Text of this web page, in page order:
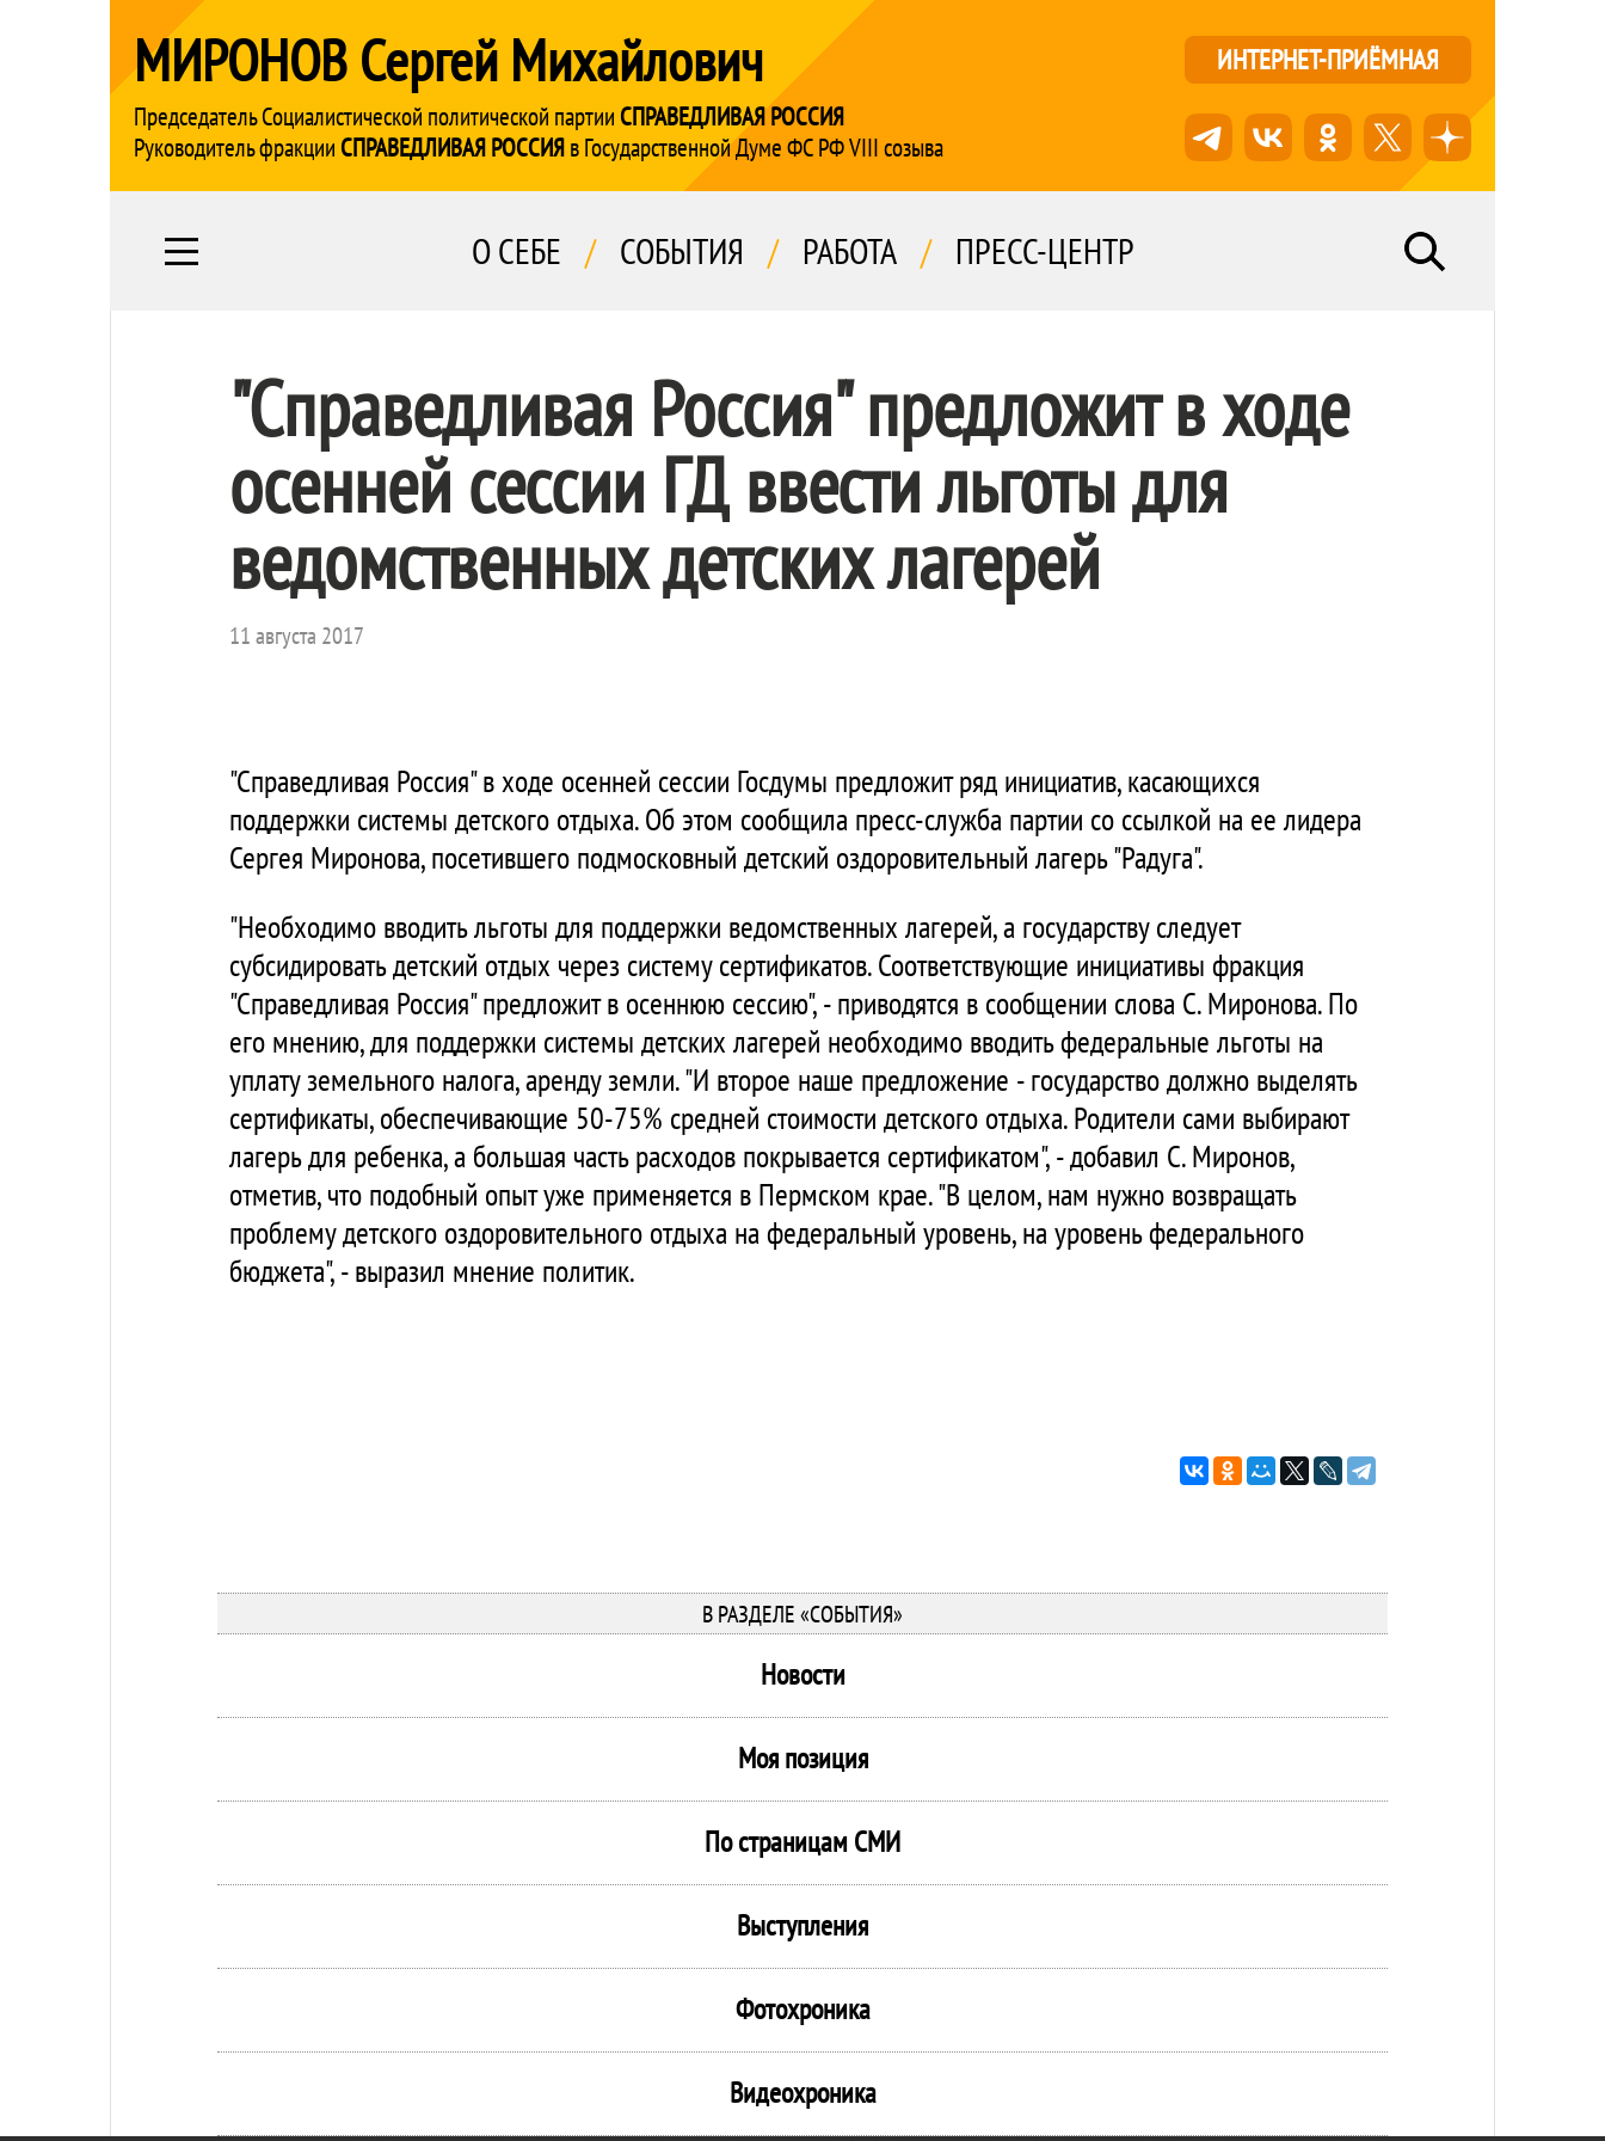
МИРОНОВ Сергей Михайлович
Председатель Социалистической политической партии СПРАВЕДЛИВАЯ РОССИЯ
Руководитель фракции СПРАВЕДЛИВАЯ РОССИЯв Государственной Думе ФС РФ VIII созыва
ИНТЕРНЕТ-ПРИЁМНАЯ
О СЕБЕ / СОБЫТИЯ / РАБОТА / ПРЕСС-ЦЕНТР
"Справедливая Россия" предложит в ходе
осенней сессии ГД ввести льготы для
ведомственных детских лагерей
11 августа 2017
"Справедливая Россия" в ходе осенней сессии Госдумы предложит ряд инициатив, касающихся
поддержки системы детского отдыха. Об этом сообщила пресс-служба партии со ссылкой на ее лидера
Сергея Миронова, посетившего подмосковный детский оздоровительный лагерь "Радуга".
"Необходимо вводить льготы для поддержки ведомственных лагерей, а государству следует
субсидировать детский отдых через систему сертификатов. Соответствующие инициативы фракция
"Справедливая Россия" предложит в осеннюю сессию", - приводятся в сообщении слова С. Миронова. По
его мнению, для поддержки системы детских лагерей необходимо вводить федеральные льготы на
уплату земельного налога, аренду земли. "И второе наше предложение - государство должно выделять
сертификаты, обеспечивающие 50-75% средней стоимости детского отдыха. Родители сами выбирают
лагерь для ребенка, а большая часть расходов покрывается сертификатом", - добавил С. Миронов,
отметив, что подобный опыт уже применяется в Пермском крае. "В целом, нам нужно возвращать
проблему детского оздоровительного отдыха на федеральный уровень, на уровень федерального
бюджета", - выразил мнение политик.
В РАЗДЕЛЕ «СОБЫТИЯ»
Новости
Моя позиция
По страницам СМИ
Выступления
Фотохроника
Видеохроника